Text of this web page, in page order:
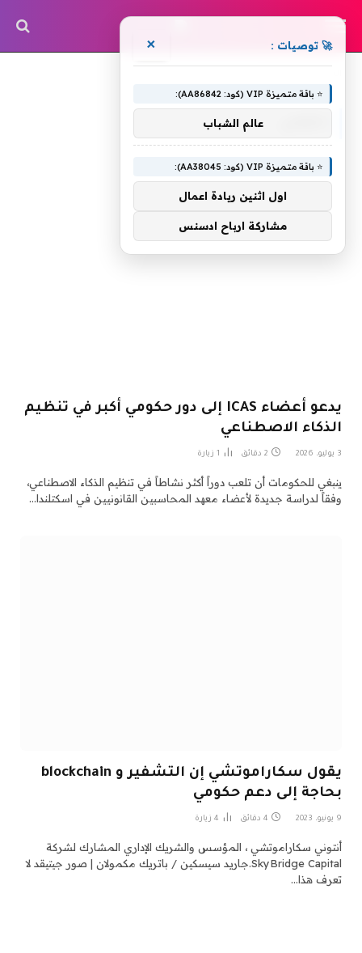
يدعو أعضاء ICAS إلى دور حكومي أكبر في تنظيم
الذكاء الاصطناعي
3 يوليو، 2026 2 دقائق 1 زيارة
ينبغي للحكومات أن تلعب دوراً أكثر نشاطاً في تنظيم الذكاء الاصطناعي،
وفقاً لدراسة جديدة لأعضاء معهد المحاسبين القانونيين في اسكتلندا…
يقول سكاراموتشي إن التشفير و blockchain
بحاجة إلى دعم حكومي
9 يونيو، 2023 4 دقائق 4 زيارة
أنتوني سكاراموتشي ، المؤسس والشريك الإداري المشارك لشركة
SkyBridge Capital.جاريد سيسكين / باتريك مكمولان | صور جيتيقد لا
تعرف هذا…
🚀 توصيات : ×
⭐ باقة متميزة VIP (كود: AA86842):
عالم الشباب
⭐ باقة متميزة VIP (كود: AA38045):
اول اثنين ريادة اعمال
مشاركة ارباح ادسنس